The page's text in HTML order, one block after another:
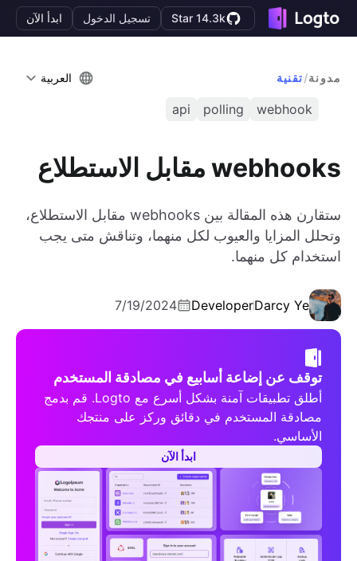
Star 14.3k تسجيل الدخول ابدأ الآن
مدونة/تقنية العربية
webhook
polling
api
webhooks مقابل الاستطلاع
ستقارن هذه المقالة بين webhooks مقابل الاستطلاع،
وتحلل المزايا والعيوب لكل منهما، وتناقش متى يجب
استخدام كل منهما.
Darcy Ye
Developer
7/19/2024
توقف عن إضاعة أسابيع في مصادقة المستخدم
أطلق تطبيقات آمنة بشكل أسرع مع Logto. قم بدمج
مصادقة المستخدم في دقائق وركز على منتجك
الأساسي.
ابدأ الآن